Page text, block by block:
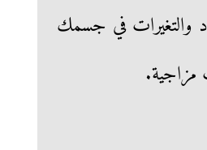
والتغيرات في جسمك
مزاجية.